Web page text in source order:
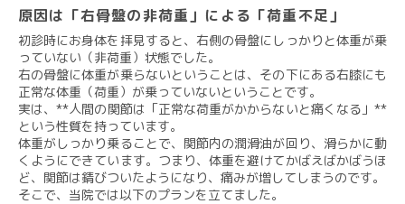
原因は「右骨盤の非荷重」による「荷重不足」
初診時にお身体を拝見すると、右側の骨盤にしっかりと体重が乗
っていない（非荷重）状態でした。
右の骨盤に体重が乗らないということは、その下にある右膝にも
正常な体重（荷重）が乗っていないということです。
実は、**人間の関節は「正常な荷重がかからないと痛くなる」**
という性質を持っています。
体重がしっかり乗ることで、関節内の潤滑油が回り、滑らかに動
くようにできています。つまり、体重を避けてかばえばかばうほ
ど、関節は錆びついたようになり、痛みが増してしまうのです。
そこで、当院では以下のプランを立てました。